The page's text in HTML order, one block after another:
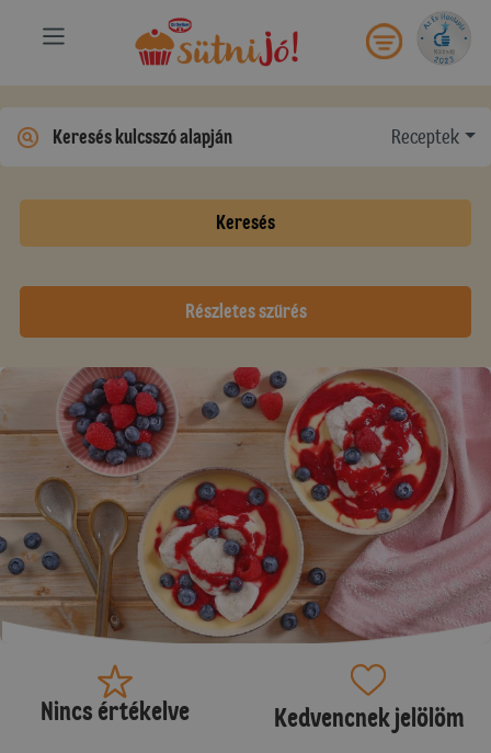
Receptek
Keresés
Részletes szűrés
Nincs értékelve Kedvencnek jelölöm